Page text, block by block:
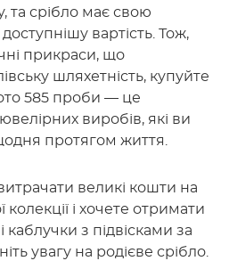
та срібло має свою
доступнішу вартість. Тож,
прикраси, що
шляхетність, купуйте
585 проби — це
виробів, які ви
протягом життя.
великі кошти на
і хочете отримати
каблучки з підвісками за
увагу на родієве срібло.